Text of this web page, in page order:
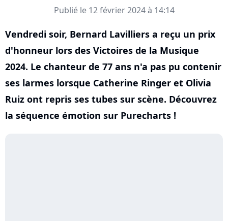
Publié le 12 février 2024 à 14:14
Vendredi soir, Bernard Lavilliers a reçu un prix
d'honneur lors des Victoires de la Musique
2024. Le chanteur de 77 ans n'a pas pu contenir
ses larmes lorsque Catherine Ringer et Olivia
Ruiz ont repris ses tubes sur scène. Découvrez
la séquence émotion sur Purecharts !